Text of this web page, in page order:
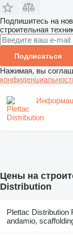
Подпишитесь на
строительная
Подписаться
Нажимая, вы
Цены на
Distribution
Plettac Distribution
andamio,